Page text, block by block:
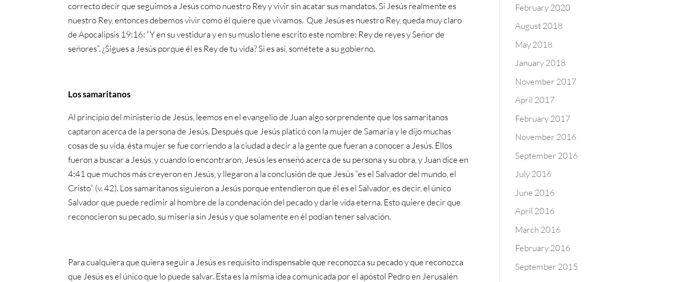
correcto decir que seguimos a Jesús como nuestro Rey y vivir sin acatar sus mandatos. Si Jesús realmente es
nuestro Rey, entonces debemos vivir como él quiere que vivamos. Que Jesús es nuestro Rey, queda muy claro
de Apocalipsis 19:16: “Y en su vestidura y en su muslo tiene escrito este nombre: Rey de reyes y Señor de
señores”. ¿Sigues a Jesús porque él es Rey de tu vida? Si es así, sométete a su gobierno.
Los samaritanos
Al principio del ministerio de Jesús, leemos en el evangelio de Juan algo sorprendente que los samaritanos
captaron acerca de la persona de Jesús. Después que Jesús platicó con la mujer de Samaria y le dijo muchas
cosas de su vida, ésta mujer se fue corriendo a la ciudad a decir a la gente que fueran a conocer a Jesús. Ellos
fueron a buscar a Jesús, y cuando lo encontraron, Jesús les enseñó acerca de su persona y su obra, y Juan dice en
4:41 que muchos más creyeron en Jesús, y llegaron a la conclusión de que Jesús “es el Salvador del mundo, el
Cristo” (v. 42). Los samaritanos siguieron a Jesús porque entendieron que él es el Salvador, es decir, el único
Salvador que puede redimir al hombre de la condenación del pecado y darle vida eterna. Esto quiere decir que
reconocieron su pecado, su miseria sin Jesús y que solamente en él podían tener salvación.
Para cualquiera que quiera seguir a Jesús es requisito indispensable que reconozca su pecado y que reconozca
que Jesús es el único que lo puede salvar. Esta es la misma idea comunicada por el apóstol Pedro en Jerusalén
February 2020
August 2018
May 2018
January 2018
November 2017
April 2017
February 2017
November 2016
September 2016
July 2016
June 2016
April 2016
March 2016
February 2016
September 2015